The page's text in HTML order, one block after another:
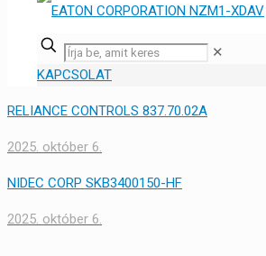
✕
KAPCSOLAT
RELIANCE CONTROLS 837.70.02A
2025. október 6.
NIDEC CORP SKB3400150-HF
2025. október 6.